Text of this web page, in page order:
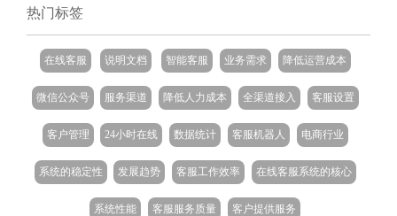
热门标签
在线客服 说明文档 智能客服 业务需求 降低运营成本
微信公众号 服务渠道 降低人力成本 全渠道接入 客服设置
客户管理 24小时在线 数据统计 客服机器人 电商行业
系统的稳定性 发展趋势 客服工作效率 在线客服系统的核心
系统性能 客服服务质量 客户提供服务